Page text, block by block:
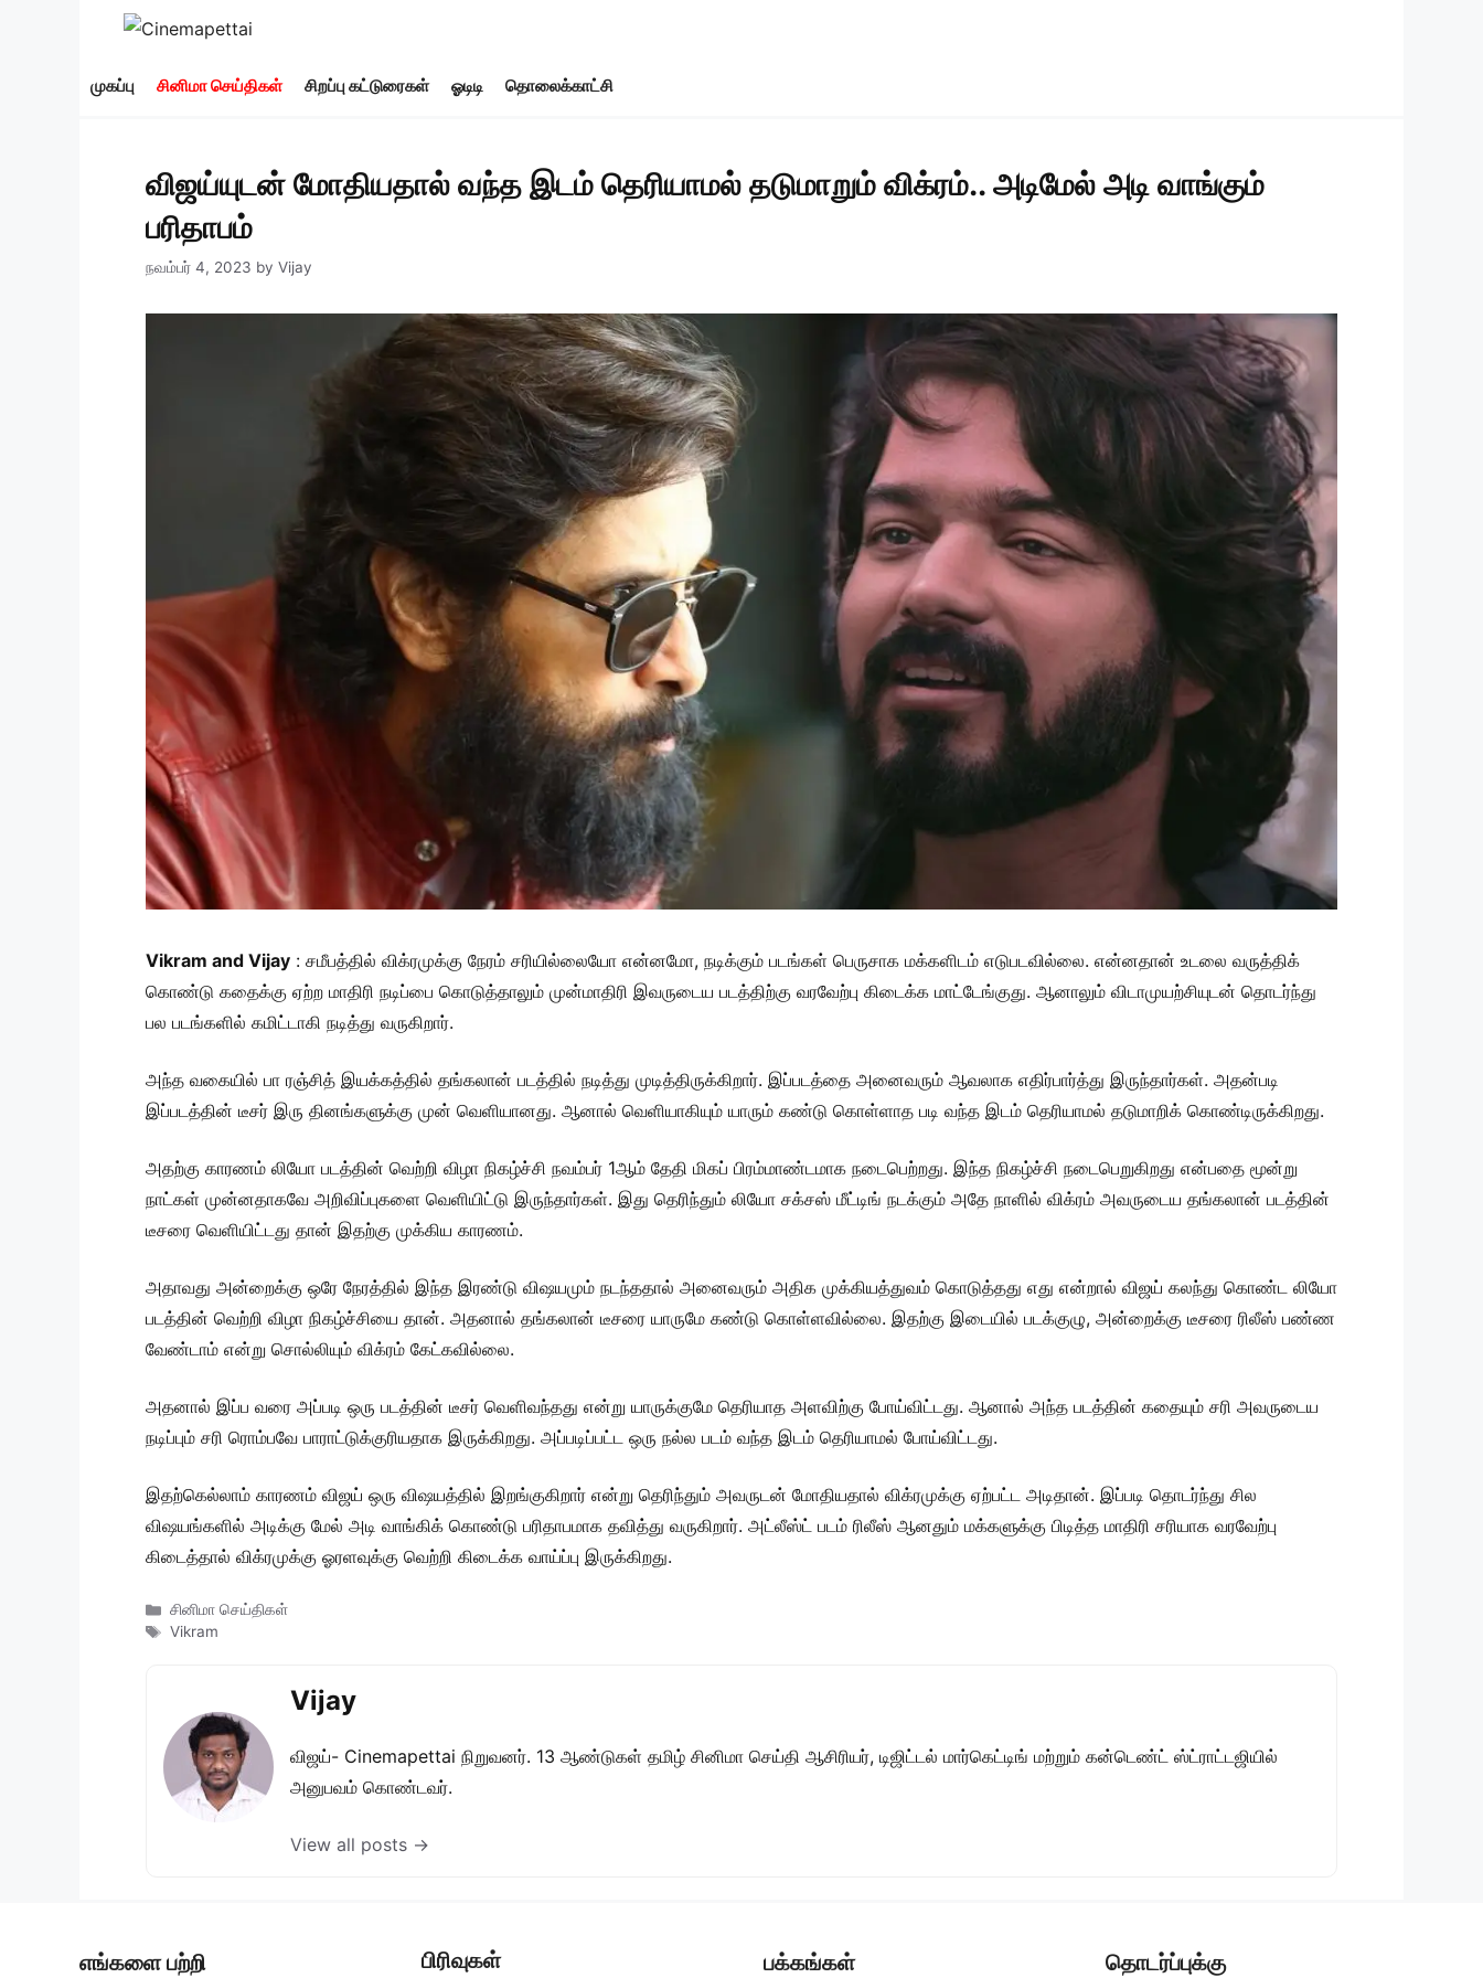
முகப்பு சினிமா செய்திகள் சிறப்பு கட்டுரைகள் ஓடிடி தொலைக்காட்சி
விஜய்யுடன் மோதியதால் வந்த இடம் தெரியாமல் தடுமாறும் விக்ரம்.. அடிமேல் அடி வாங்கும்
பரிதாபம்
நவம்பர் 4, 2023 by Vijay
Vikram and Vijay : சமீபத்தில் விக்ரமுக்கு நேரம் சரியில்லையோ என்னமோ, நடிக்கும் படங்கள் பெருசாக மக்களிடம் எடுபடவில்லை. என்னதான் உடலை வருத்திக்
கொண்டு கதைக்கு ஏற்ற மாதிரி நடிப்பை கொடுத்தாலும் முன்மாதிரி இவருடைய படத்திற்கு வரவேற்பு கிடைக்க மாட்டேங்குது. ஆனாலும் விடாமுயற்சியுடன் தொடர்ந்து
பல படங்களில் கமிட்டாகி நடித்து வருகிறார்.
அந்த வகையில் பா ரஞ்சித் இயக்கத்தில் தங்கலான் படத்தில் நடித்து முடித்திருக்கிறார். இப்படத்தை அனைவரும் ஆவலாக எதிர்பார்த்து இருந்தார்கள். அதன்படி
இப்படத்தின் டீசர் இரு தினங்களுக்கு முன் வெளியானது. ஆனால் வெளியாகியும் யாரும் கண்டு கொள்ளாத படி வந்த இடம் தெரியாமல் தடுமாறிக் கொண்டிருக்கிறது.
அதற்கு காரணம் லியோ படத்தின் வெற்றி விழா நிகழ்ச்சி நவம்பர் 1ஆம் தேதி மிகப் பிரம்மாண்டமாக நடைபெற்றது. இந்த நிகழ்ச்சி நடைபெறுகிறது என்பதை மூன்று
நாட்கள் முன்னதாகவே அறிவிப்புகளை வெளியிட்டு இருந்தார்கள். இது தெரிந்தும் லியோ சக்சஸ் மீட்டிங் நடக்கும் அதே நாளில் விக்ரம் அவருடைய தங்கலான் படத்தின்
டீசரை வெளியிட்டது தான் இதற்கு முக்கிய காரணம்.
அதாவது அன்றைக்கு ஒரே நேரத்தில் இந்த இரண்டு விஷயமும் நடந்ததால் அனைவரும் அதிக முக்கியத்துவம் கொடுத்தது எது என்றால் விஜய் கலந்து கொண்ட லியோ
படத்தின் வெற்றி விழா நிகழ்ச்சியை தான். அதனால் தங்கலான் டீசரை யாருமே கண்டு கொள்ளவில்லை. இதற்கு இடையில் படக்குழு, அன்றைக்கு டீசரை ரிலீஸ் பண்ண
வேண்டாம் என்று சொல்லியும் விக்ரம் கேட்கவில்லை.
அதனால் இப்ப வரை அப்படி ஒரு படத்தின் டீசர் வெளிவந்தது என்று யாருக்குமே தெரியாத அளவிற்கு போய்விட்டது. ஆனால் அந்த படத்தின் கதையும் சரி அவருடைய
நடிப்பும் சரி ரொம்பவே பாராட்டுக்குரியதாக இருக்கிறது. அப்படிப்பட்ட ஒரு நல்ல படம் வந்த இடம் தெரியாமல் போய்விட்டது.
இதற்கெல்லாம் காரணம் விஜய் ஒரு விஷயத்தில் இறங்குகிறார் என்று தெரிந்தும் அவருடன் மோதியதால் விக்ரமுக்கு ஏற்பட்ட அடிதான். இப்படி தொடர்ந்து சில
விஷயங்களில் அடிக்கு மேல் அடி வாங்கிக் கொண்டு பரிதாபமாக தவித்து வருகிறார். அட்லீஸ்ட் படம் ரிலீஸ் ஆனதும் மக்களுக்கு பிடித்த மாதிரி சரியாக வரவேற்பு
கிடைத்தால் விக்ரமுக்கு ஓரளவுக்கு வெற்றி கிடைக்க வாய்ப்பு இருக்கிறது.
Categories
சினிமா செய்திகள்
Tags
Vikram
Vijay
விஜய்- Cinemapettai நிறுவனர். 13 ஆண்டுகள் தமிழ் சினிமா செய்தி ஆசிரியர், டிஜிட்டல் மார்கெட்டிங் மற்றும் கன்டெண்ட் ஸ்ட்ராட்டஜியில்
அனுபவம் கொண்டவர்.
View all posts →
எங்களை பற்றி பிரிவுகள் பக்கங்கள் தொடர்ப்புக்கு